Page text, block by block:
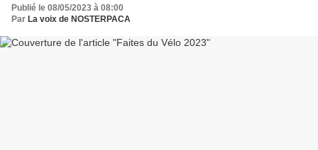
Publié le 08/05/2023 à 08:00
Par La voix de NOSTERPACA